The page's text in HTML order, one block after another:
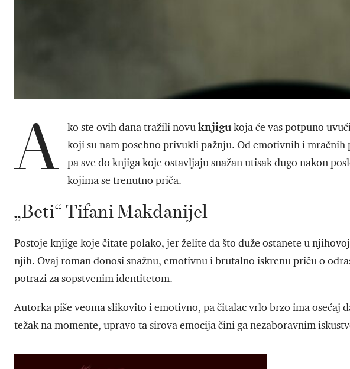
A ko ste ovih dana tražili novuknjigukoja će vas potpuno
koji su nam posebno privukli pažnju. Od emotivnih i mračnih
pa sve do knjiga koje ostavljaju snažan utisak dugo nakon
kojima se trenutno priča.
„Beti“ Tifani Makdanijel
Postoje knjige koje čitate polako, jer želite da što duže ostanete u
njih. Ovaj roman donosi snažnu, emotivnu i brutalno iskrenu priču o
potrazi za sopstvenim identitetom.
Autorka piše veoma slikovito i emotivno, pa čitalac vrlo brzo ima osećaj
težak na momente, upravo ta sirova emocija čini ga nezaboravnim